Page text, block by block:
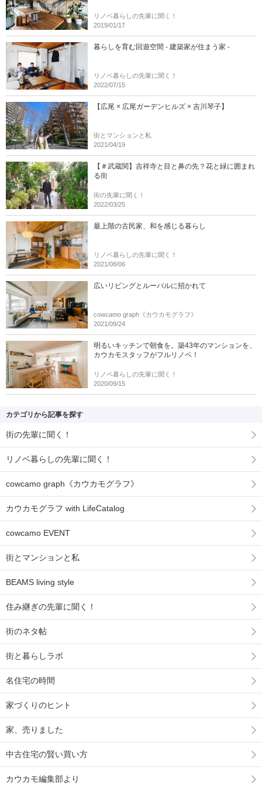
リノベ暮らしの先輩に聞く！
2019/01/17
暮らしを育む回遊空間 - 建築家が住まう家 -
リノベ暮らしの先輩に聞く！
2022/07/15
【広尾 × 広尾ガーデンヒルズ × 吉川琴子】
街とマンションと私
2021/04/19
【＃武蔵関】吉祥寺と目と鼻の先？花と緑に囲まれ
る街
街の先輩に聞く！
2022/03/25
最上階の古民家、和を感じる暮らし
リノベ暮らしの先輩に聞く！
2021/08/06
広いリビングとルーバルに招かれて
cowcamo graph《カウカモグラフ》
2021/09/24
明るいキッチンで朝食を。築43年のマンションを、
カウカモスタッフがフルリノベ！
リノベ暮らしの先輩に聞く！
2020/09/15
カテゴリから記事を探す
街の先輩に聞く！
リノベ暮らしの先輩に聞く！
cowcamo graph《カウカモグラフ》
カウカモグラフ with LifeCatalog
cowcamo EVENT
街とマンションと私
BEAMS living style
住み継ぎの先輩に聞く！
街のネタ帖
街と暮らしラボ
名住宅の時間
家づくりのヒント
家、売りました
中古住宅の賢い買い方
カウカモ編集部より